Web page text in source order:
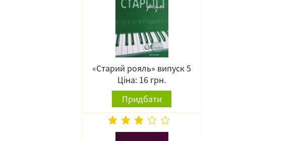
«Старий рояль» випуск 5
Ціна: 16 грн.
Придбати